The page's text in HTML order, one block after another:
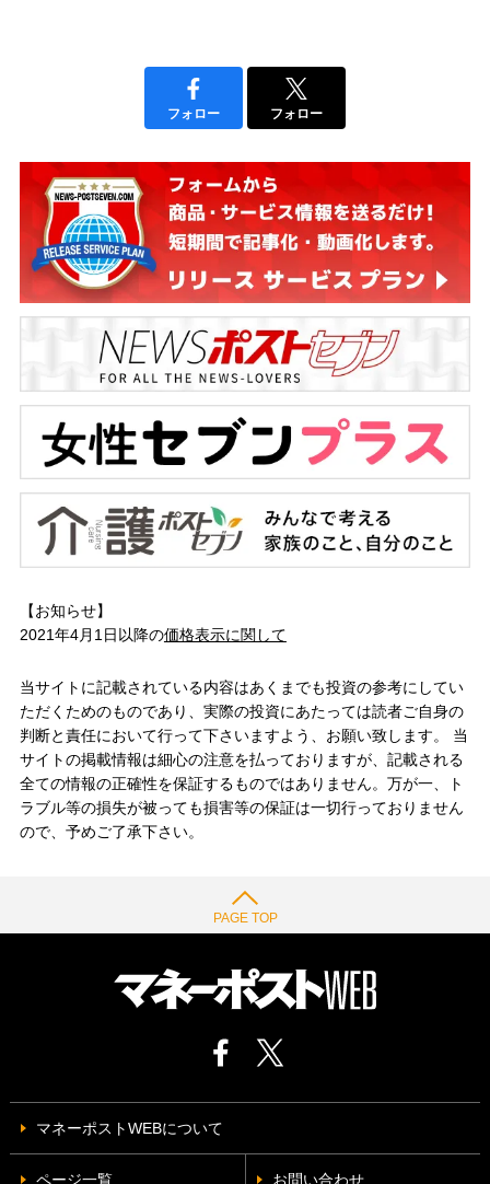
フォロー フォロー
【お知らせ】
2021年4月1日以降の価格表示に関して
当サイトに記載されている内容はあくまでも投資の参考にしてい
ただくためのものであり、実際の投資にあたっては読者ご自身の
判断と責任において行って下さいますよう、お願い致します。 当
サイトの掲載情報は細心の注意を払っておりますが、記載される
全ての情報の正確性を保証するものではありません。万が一、ト
ラブル等の損失が被っても損害等の保証は一切行っておりません
ので、予めご了承下さい。
PAGE TOP
マネーポストWEBについて
ページ一覧 お問い合わせ